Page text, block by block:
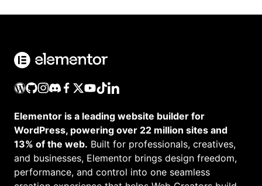
Elementor is a leading website builder for
WordPress, powering over 22 million sites and
13% of the web. Built for professionals, creatives,
and businesses, Elementor brings design freedom,
performance, and control into one seamless